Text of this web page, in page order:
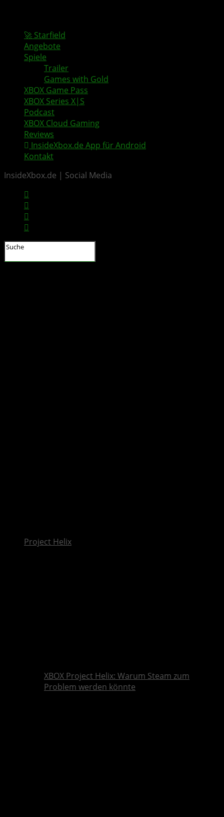
🚀 Starfield
Angebote
Spiele
Trailer
Games with Gold
XBOX Game Pass
XBOX Series X|S
Podcast
XBOX Cloud Gaming
Reviews
InsideXbox.de App für Android
Kontakt
InsideXbox.de | Social Media
Project Helix
XBOX Project Helix: Warum Steam zum
Problem werden könnte